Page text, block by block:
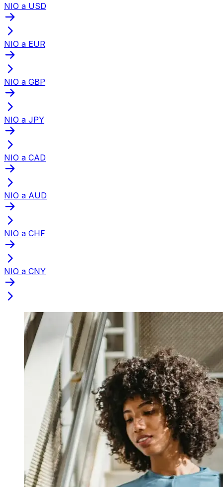
NIO a USD
NIO a EUR
NIO a GBP
NIO a JPY
NIO a CAD
NIO a AUD
NIO a CHF
NIO a CNY